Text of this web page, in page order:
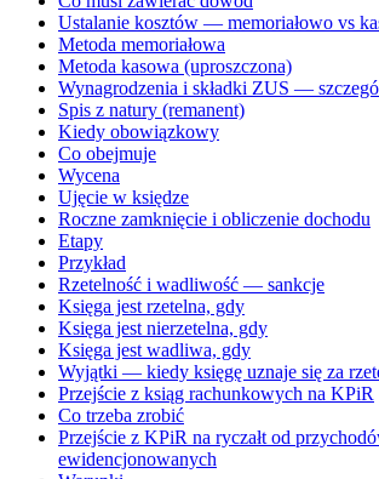
Ustalanie kosztów — memoriałowo vs
Metoda memoriałowa
Metoda kasowa (uproszczona)
Wynagrodzenia i składki ZUS —
Spis z natury (remanent)
Kiedy obowiązkowy
Co obejmuje
Wycena
Ujęcie w księdze
Roczne zamknięcie i obliczenie dochodu
Etapy
Przykład
Rzetelność i wadliwość — sankcje
Księga jest rzetelna, gdy
Księga jest nierzetelna, gdy
Księga jest wadliwa, gdy
Wyjątki — kiedy księgę uznaje się za
Przejście z ksiąg rachunkowych na KPiR
Co trzeba zrobić
Przejście z KPiR na ryczałt od
ewidencjonowanych